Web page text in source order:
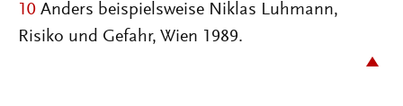
10 Anders beispielsweise Niklas Luhmann,
Risiko und Gefahr, Wien 1989.